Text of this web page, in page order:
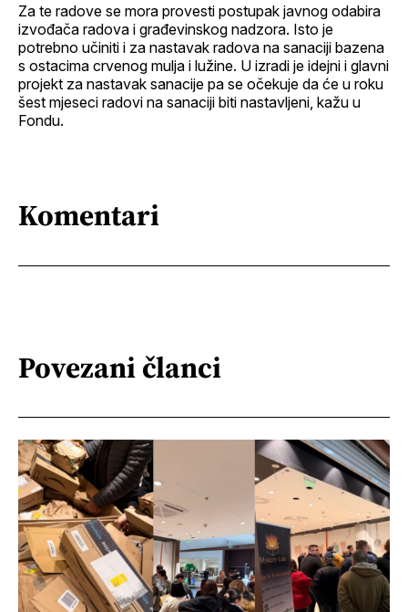
Za te radove se mora provesti postupak javnog odabira
izvođača radova i građevinskog nadzora. Isto je
potrebno učiniti i za nastavak radova na sanaciji bazena
s ostacima crvenog mulja i lužine. U izradi je idejni i glavni
projekt za nastavak sanacije pa se očekuje da će u roku
šest mjeseci radovi na sanaciji biti nastavljeni, kažu u
Fondu.
Komentari
Povezani članci